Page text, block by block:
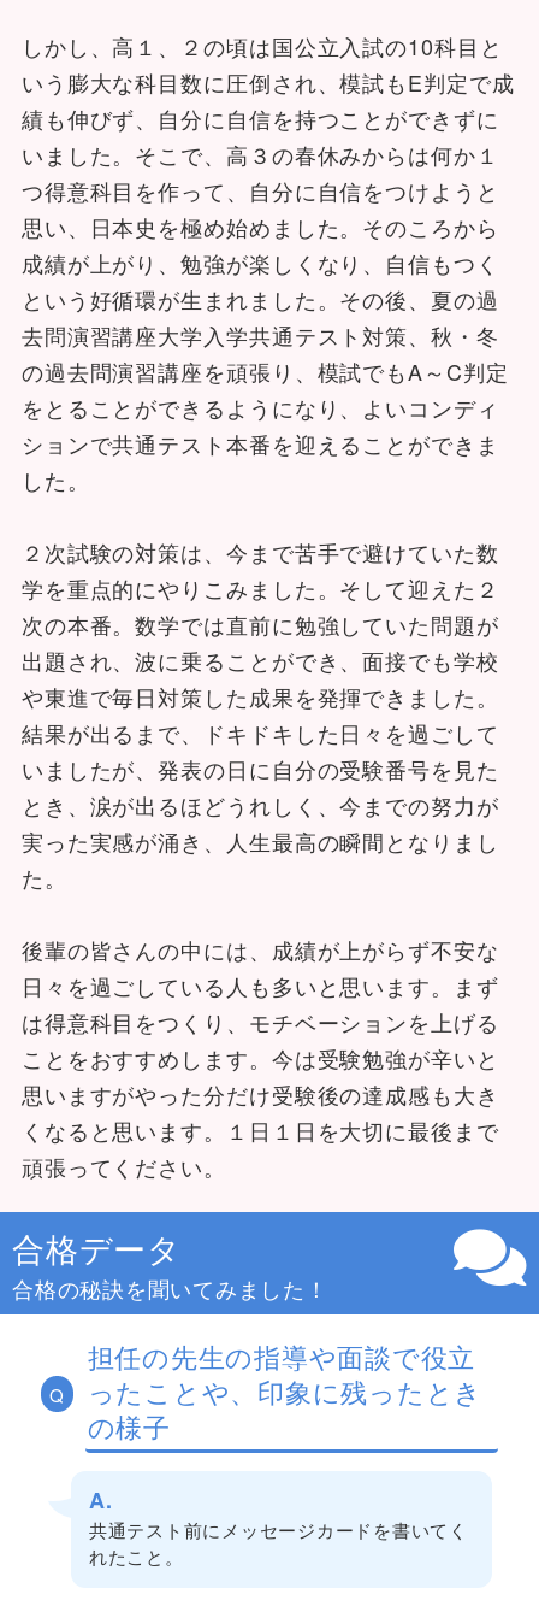
しかし、高１、２の頃は国公立入試の10科目と
いう膨大な科目数に圧倒され、模試もE判定で成
績も伸びず、自分に自信を持つことができずに
いました。そこで、高３の春休みからは何か１
つ得意科目を作って、自分に自信をつけようと
思い、日本史を極め始めました。そのころから
成績が上がり、勉強が楽しくなり、自信もつく
という好循環が生まれました。その後、夏の過
去問演習講座大学入学共通テスト対策、秋・冬
の過去問演習講座を頑張り、模試でもA～C判定
をとることができるようになり、よいコンディ
ションで共通テスト本番を迎えることができま
した。
２次試験の対策は、今まで苦手で避けていた数
学を重点的にやりこみました。そして迎えた２
次の本番。数学では直前に勉強していた問題が
出題され、波に乗ることができ、面接でも学校
や東進で毎日対策した成果を発揮できました。
結果が出るまで、ドキドキした日々を過ごして
いましたが、発表の日に自分の受験番号を見た
とき、涙が出るほどうれしく、今までの努力が
実った実感が涌き、人生最高の瞬間となりまし
た。
後輩の皆さんの中には、成績が上がらず不安な
日々を過ごしている人も多いと思います。まず
は得意科目をつくり、モチベーションを上げる
ことをおすすめします。今は受験勉強が辛いと
思いますがやった分だけ受験後の達成感も大き
くなると思います。１日１日を大切に最後まで
頑張ってください。
合格データ
合格の秘訣を聞いてみました！
Q
担任の先生の指導や面談で役立
ったことや、印象に残ったとき
の様子
A.
共通テスト前にメッセージカードを書いてく
れたこと。